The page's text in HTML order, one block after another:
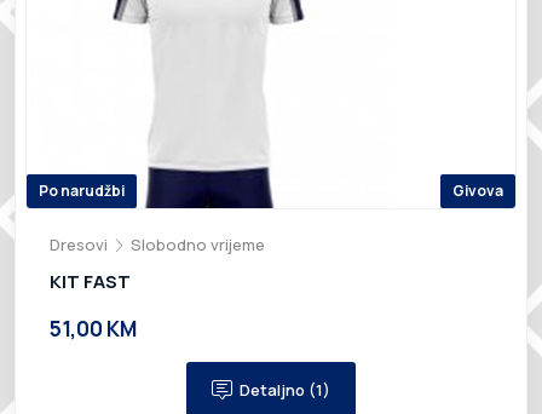
Po narudžbi Givova
Dresovi Slobodno vrijeme
KIT FAST
51,00 KM
Detaljno (1)